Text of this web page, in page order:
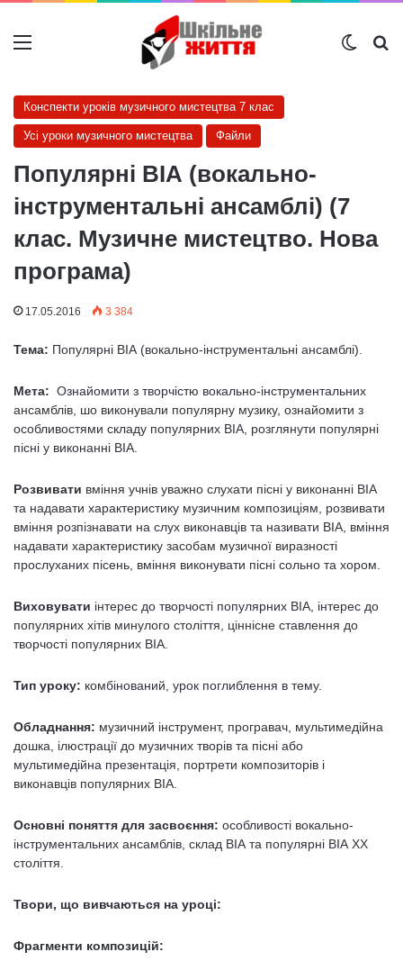
Меню
Конспекти уроків музичного мистецтва 7 клас
Усі уроки музичного мистецтва Файли
Популярні ВІА (вокально-
інструментальні ансамблі) (7
клас. Музичне мистецтво. Нова
програма)
17.05.2016 3 384
Тема: Популярні ВІА (вокально-інструментальні ансамблі).
Мета: Ознайомити з творчістю вокально-інструментальних
ансамблів, шо виконували популярну музику, ознайомити з
особливостями складу популярних ВІА, розглянути популярні
пісні у виконанні ВІА.
Розвивати вміння учнів уважно слухати пісні у виконанні ВІА
та надавати характеристику музичним композиціям, розвивати
вміння розпізнавати на слух виконавців та називати ВІА, вміння
надавати характеристику засобам музичної виразності
прослуханих пісень, вміння виконувати пісні сольно та хором.
Виховувати інтерес до творчості популярних ВІА, інтерес до
популярних хітів минулого століття, ціннісне ставлення до
творчості популярних ВІА.
Тип уроку: комбінований, урок поглиблення в тему.
Обладнання: музичний інструмент, програвач, мультимедійна
дошка, ілюстрації до музичних творів та пісні або
мультимедійна презентація, портрети композиторів і
виконавців популярних ВІА.
Основні поняття для засвоєння: особливості вокально-
інструментальних ансамблів, склад ВІА та популярні ВІА XX
століття.
Твори, що вивчаються на уроці:
Фрагменти композицій: